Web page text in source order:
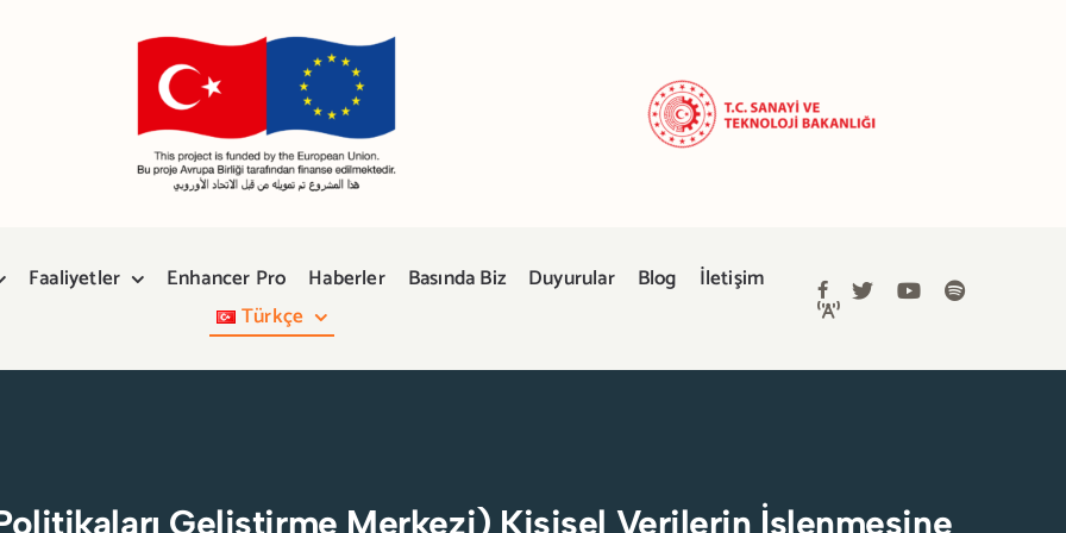
Faaliyetler Enhancer Pro Haberler Basında Biz Duyurular Blog
İletişim
Türkçe
Geliştirme Merkezi) Kişisel Verilerin İşlenmesine